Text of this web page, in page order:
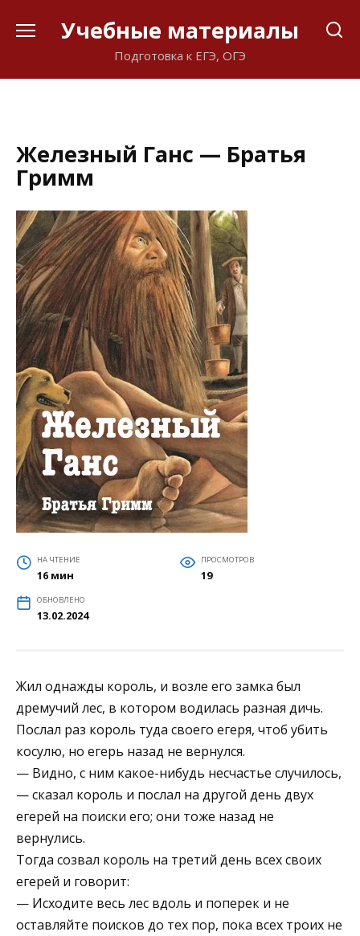
Учебные материалы
Подготовка к ЕГЭ, ОГЭ
Железный Ганс — Братья
Гримм
НА ЧТЕНИЕ
16 мин
ПРОСМОТРОВ
19
ОБНОВЛЕНО
13.02.2024
Жил однажды король, и возле его замка был
дремучий лес, в котором водилась разная дичь.
Послал раз король туда своего егеря, чтоб убить
косулю, но егерь назад не вернулся.
— Видно, с ним какое-нибудь несчастье случилось,
— сказал король и послал на другой день двух
егерей на поиски его; они тоже назад не
вернулись.
Тогда созвал король на третий день всех своих
егерей и говорит:
— Исходите весь лес вдоль и поперек и не
оставляйте поисков до тех пор, пока всех троих не